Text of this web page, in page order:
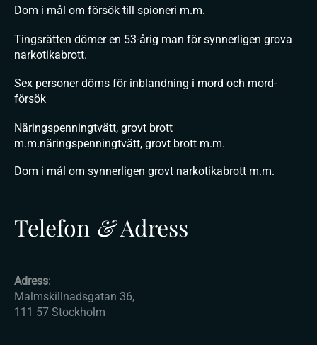
Dom i mål om försök till spioneri m.m.
Tingsrätten dömer en 53-årig man för synnerligen grova
narkotikabrott.
Sex personer döms för inblandning i mord och mord-
försök
Näringspenningtvätt, grovt brott
m.m.näringspenningtvätt, grovt brott m.m.
Dom i mål om synnerligen grovt narkotikabrott m.m.
Telefon &Adress
Adress:
Malmskillnadsgatan 36,
111 57 Stockholm